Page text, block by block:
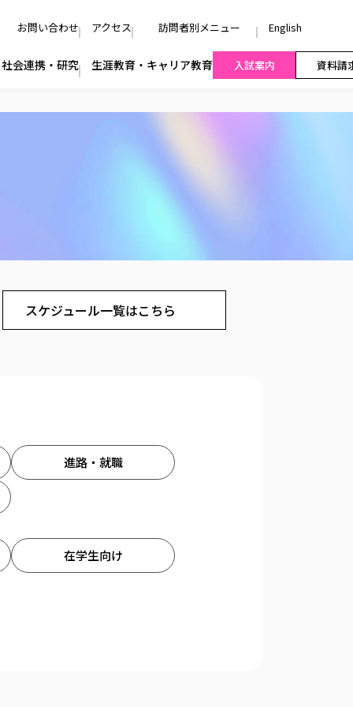
お問い合わせ アクセス 訪問者別メニュー English
社会連携・研究 生涯教育・キャリア教育 入試案内 資料請
進路・就職
在学生向け
スケジュール一覧はこちら